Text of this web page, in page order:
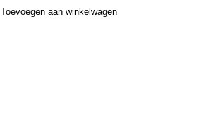
Toevoegen aan winkelwagen